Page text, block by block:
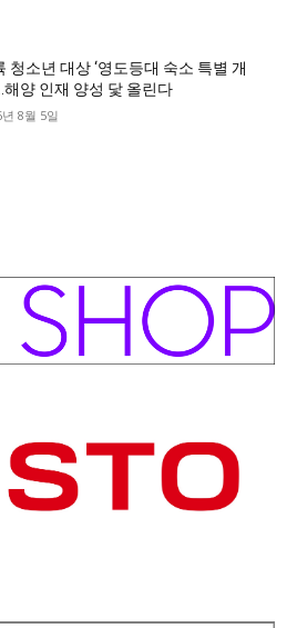
청소년 대상 ‘영도등대 숙소 특별 개
해양 인재 양성 닻 올린다
8월 5일